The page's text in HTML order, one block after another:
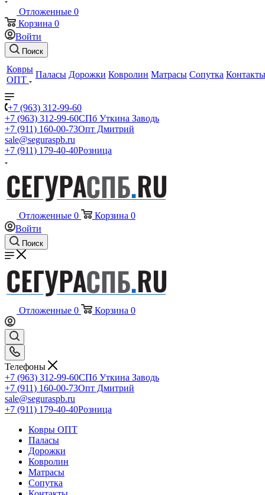
Отложенные 0
Корзина 0
Войти
Поиск
Ковры
ОПТ
Паласы Дорожки Ковролин Матрасы Сопутка Контакты
+7 (963) 312-99-60
+7 (963) 312-99-60СПб Уткина Заводь
+7 (911) 160-00-73Опт Дмитрий
sale@seguraspb.ru
+7 (911) 179-40-40Розница
Отложенные 0 Корзина 0
Войти
Поиск
Отложенные 0 Корзина 0
Телефоны
+7 (963) 312-99-60СПб Уткина Заводь
+7 (911) 160-00-73Опт Дмитрий
sale@seguraspb.ru
+7 (911) 179-40-40Розница
Ковры ОПТ
Паласы
Дорожки
Ковролин
Матрасы
Сопутка